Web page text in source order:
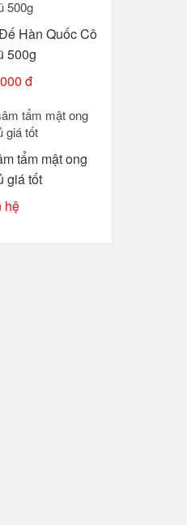
Hàn Quốc Cô
500g
đ
tẩm mật ong
giá tốt
hệ